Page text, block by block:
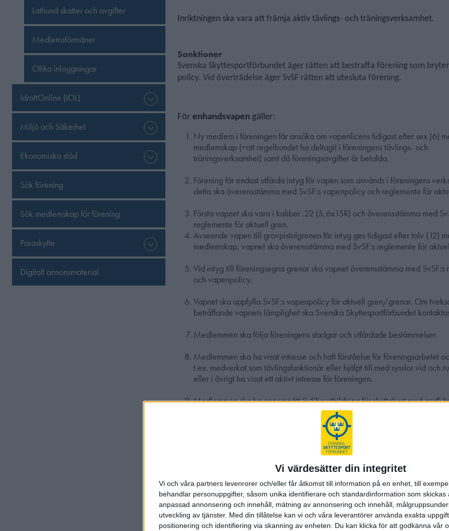
Vi värdesätter din integritet
Vi och våra partners levenrorer och/eller får åtkomst till information på en enhet, till
behandlar personuppgifter, såsom unika identifierare och standardinformation som skickas
anpassad annonsering och innehåll, mätning av annonsering och innehåll,
utveckling av tjänster. Med din tillåtelse kan vi och våra leverantörer använda exakta
positionering och identifiering via skanning av enheten. Du kan klicka för att godkänna vår
Lathund skatter och avgifter
Medlemsförmåner
Olika inloggningar
IdrottOnline (IOL)
Miljö och Säkerhet
Ekonomiska stöd
Sök förening
Sök medlemskap för förening
Paraskytte
Digitalt annonsmaterial
Inriktningen ska vara att främja aktiv tävlings- och träningsverksamhet.
Sanktioner
Svenska Skyttesportförbundet äger rätten att bestraffa förening som
policy. Vid överträdelse äger SvSF rätten att utesluta förening.
För enhandsvapen gäller:
Ny medlem i föreningen får ansöka om vapenlicens tidigast efter sex (6)
medlemskap (=att regelbundet ha deltagit i föreningens tävlings- och
träningsverksamhet) samt då föreningsavgifter är betalda.
Förening får endast utfärda intyg för vapen som används i föreningens
detta ska överensstämma med SvSF:s vapenpolicy och reglemente för
Första vapnet ska vara i kaliber .22 (5,6x15R) och överensstämma med
reglemente för aktuell gren.
Avseende vapen till grovpistolgrenen får intyg ges tidigast efter tolv (12)
medlemskap, vapnet ska överensstämma med SvSF:s reglemente för
Vid intyg till föreningsegna grenar ska vapnet överensstämma med SvSF:s
och vapenpolicy.
Vapnet ska uppfylla SvSF:s vapenpolicy för aktuell gren/grenar. Om
beträffande vapnets lämplighet ska Svenska Skyttesportförbundet
Medlemmen ska följa föreningens stadgar och utfärdade bestämmelser.
Medlemmen ska ha visat intresse och haft förståelse för föreningsarbetet
t.ex. medverkat som tävlingsfunktionär eller hjälpt till med sysslor vid och
eller i övrigt ha visat ett aktivt intresse för föreningen.
Medlemmen ska ha genomgått SvSF:s utbildning för skyttekort med
Medlemmen ska ha uppfyllt fordringarna för Svenska Skyttesportförbundets
sport-, grov- eller fripistol under något av de senaste två kalenderåren.
Anmärkning: Alternativt uppfyllt Svenska Pistolskytteförbundets fordringar
Intyget ska utfärdas av föreningens styrelse vid styrelsesammanträde eller,
protokollförd delegation, av föreningens ordförande, sekreterare eller
person inom styrelsen. Utsedda personer utses vid konstituerande möte
årsmötet. Kopia på protokollen (årsmöte och konstituerande) ska bifogas
föreningsintyget. Utfärdade intyg ska under alla omständigheter